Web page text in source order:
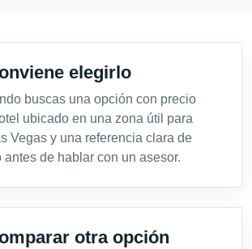
elegirlo
buscas una opción con precio
ubicado en una zona útil para
Vegas y una referencia clara de
de hablar con un asesor.
otra opción